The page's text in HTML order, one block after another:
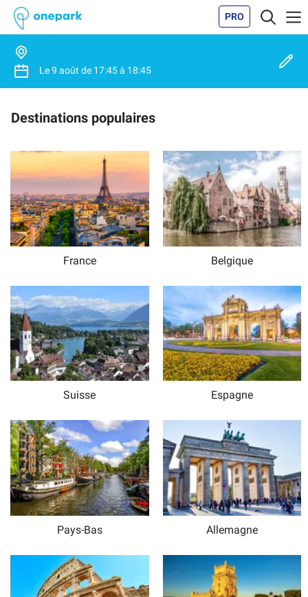
PRO
Le9 août de 17:45à 18:45
Destinations populaires
France Belgique
Suisse Espagne
Pays-Bas Allemagne